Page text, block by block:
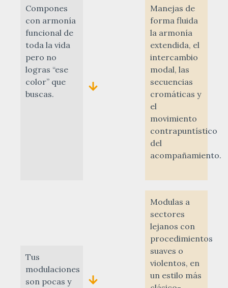
Compones
con armonía
funcional de
toda la vida
pero no
logras “ese
color” que
buscas.
Manejas de
forma fluida
la armonía
extendida, el
intercambio
modal, las
secuencias
cromáticas y
el
movimiento
contrapuntístico
del
acompañamiento.
Tus
modulaciones
son pocas y
Modulas a
sectores
lejanos con
procedimientos
suaves o
violentos, en
un estilo más